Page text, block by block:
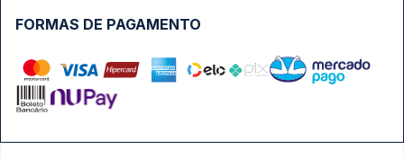
FORMAS DE PAGAMENTO